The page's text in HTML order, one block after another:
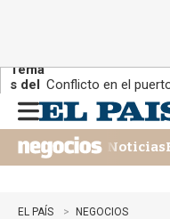
Tema
s del
día:
Conflicto en el
n
u
Noticias
EL PAÍS NEGOCIOS